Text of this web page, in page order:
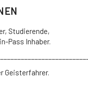
Studierende,
Pass Inhaber.
Geisterfahrer.